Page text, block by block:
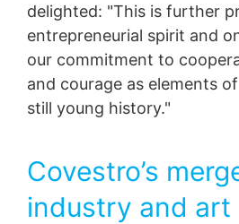
delighted: "This is further
entrepreneurial spirit and
our commitment to
and courage as elements
still young history."
Covestro’s
industry and art